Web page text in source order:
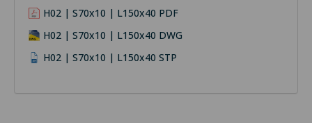
H02 | S70x10 | L150x40 PDF
H02 | S70x10 | L150x40 DWG
H02 | S70x10 | L150x40 STP